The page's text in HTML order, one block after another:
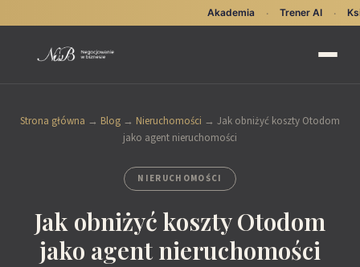
Strona główna → Blog → Nieruchomości → Jak obniżyć koszty Otodom
jako agent nieruchomości
NIERUCHOMOŚCI
Jak obniżyć koszty Otodom
jako agent nieruchomości
Akademia · Trener AI ·